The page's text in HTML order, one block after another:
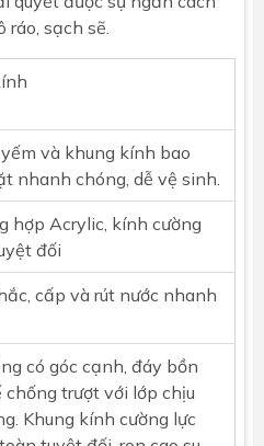
sạch sẽ.
và khung kính bao
nhanh chóng, dễ vệ sinh.
hợp Acrylic, kính cường
đối
cấp và rút nước nhanh
có góc cạnh, đáy bồn
trượt với lớp chịu
Khung kính cường lực